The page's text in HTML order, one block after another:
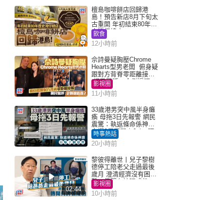
檀島咖啡餅店回歸港
島！預告新店8月下旬太
古重開 年初結束80年歷
史灣仔總店
飲食
12小時前
佘詩曼疑胸壓Chrome
Hearts型男老闆 俯身疑
跟對方背脊零距離接觸
網民驚呼：企側邊唔
得？
影視圈
11小時前
33歲港男突中風半身癱
瘓 母拖3日先報警 網民
震驚：執返條命係神蹟
自爆2個惡習｜Juicy叮
時事熱話
20小時前
02:44
黎彼得離世丨兒子黎樹
德停工陪老父走過最後
歲月 澄清經濟沒有困
難：傳聞有誇張成份
影視圈
10小時前